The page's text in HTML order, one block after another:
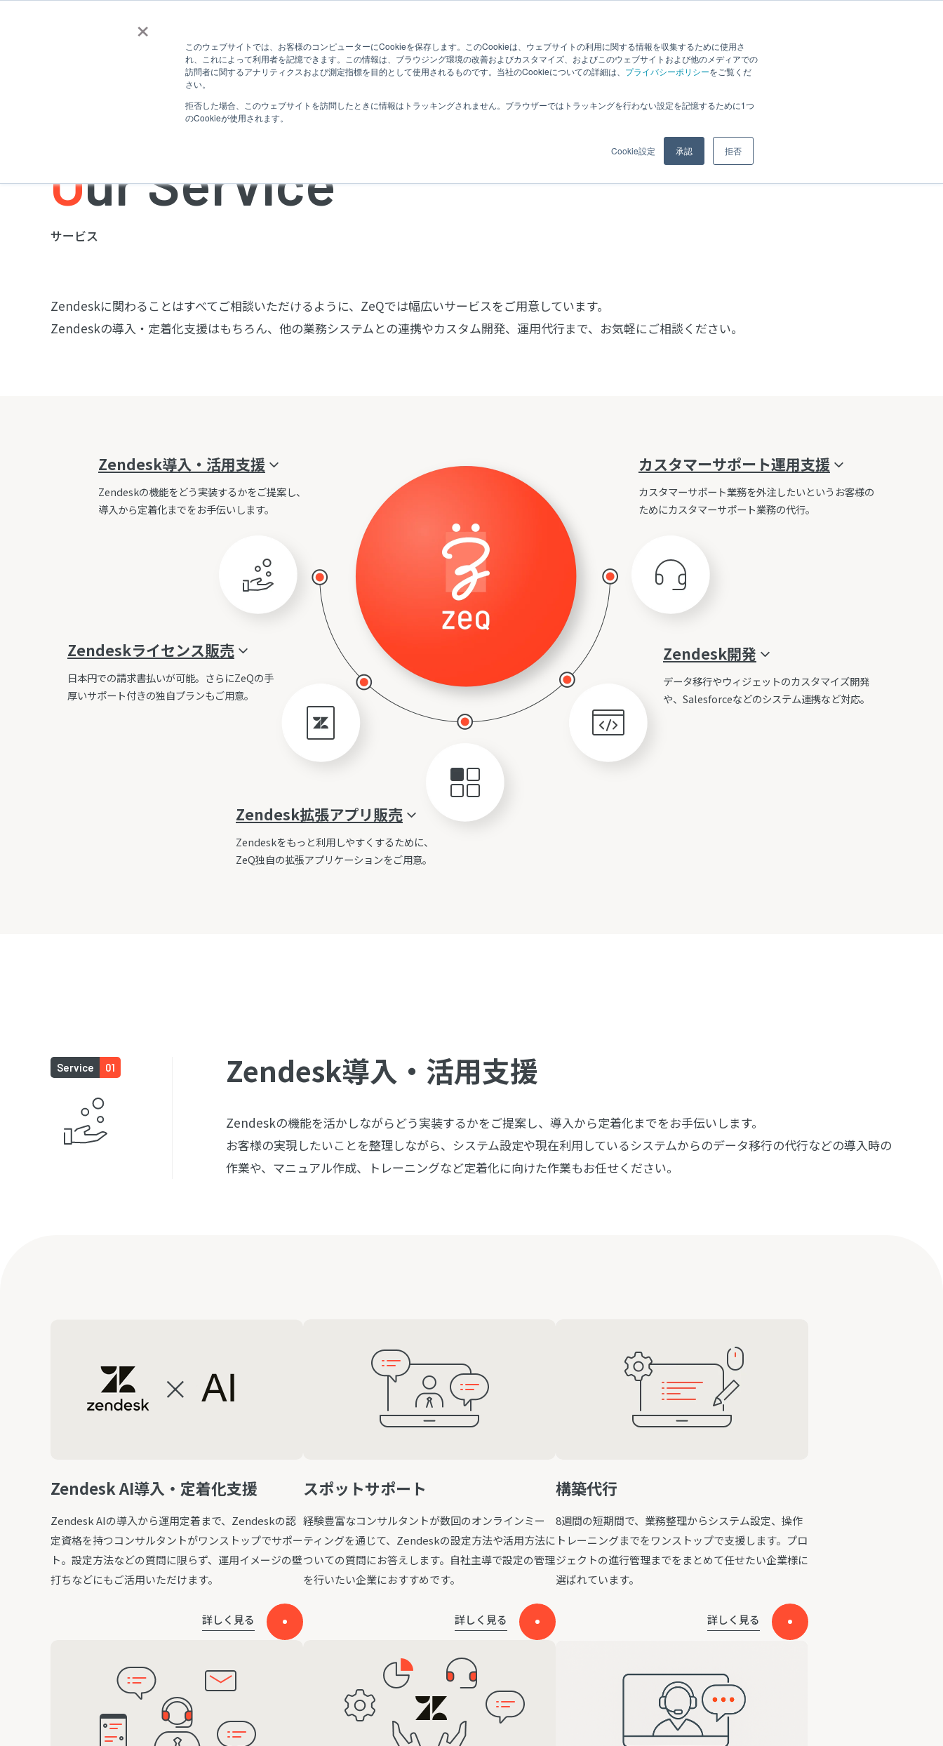
×
このウェブサイトでは、お客様のコンピューターにCookieを保存します。このCookieは、ウェブサイトの利用に関する情報を収集するために使用さ
れ、これによって利用者を記憶できます。この情報は、ブラウジング環境の改善およびカスタマイズ、およびこのウェブサイトおよび他のメディアでの
訪問者に関するアナリティクスおよび測定指標を目的として使用されるものです。当社のCookieについての詳細は、 プライバシーポリシーをご覧くだ
さい。
拒否した場合、このウェブサイトを訪問したときに情報はトラッキングされません。ブラウザーではトラッキングを行わない設定を記憶するために1つ
のCookieが使用されます。
Cookie設定 承認 拒否
ZeQの特徴 サービス 導入事例 Zendesk パートナーコラム 企業情報 ZeQで働く
資料DL
Our Service
サービス
Zendeskに関わることはすべてご相談いただけるように、ZeQでは幅広いサービスをご用意しています。
Zendeskの導入・定着化支援はもちろん、他の業務システムとの連携やカスタム開発、運用代行まで、お気軽にご相談ください。
Zendesk導入・ 活用支援
Zendeskの機能をどう実装するかをご提案し、
導入から定着化までをお手伝いします。
Zendeskライセンス販売
日本円での請求書払いが可能。さらにZeQの手
厚いサポート付きの独自プランもご用意。
Zendesk拡張アプリ販売
Zendeskをもっと利用しやすくするために、
ZeQ独自の拡張アプリケーションをご用意。
Zendesk開発
データ移行やウィジェットのカスタマイズ開発
や、Salesforceなどのシステム連携など対応。
カスタマーサポート運用支援
カスタマーサポート業務を外注したいというお客様の
ためにカスタマーサポート業務の代行。
Service 01 Zendesk導入・ 活用支援
Zendeskの機能を活かしながらどう実装するかをご提案し、導入から定着化までをお手伝いします。
お客様の実現したいことを整理しながら、システム設定や現在利用しているシステムからのデータ移行の代行などの導入時の
作業や、マニュアル作成、トレーニングなど定着化に向けた作業もお任せください。
Zendesk AI導入・定着化支援
Zendesk AIの導入から運用定着まで、Zendeskの認
定資格を持つコンサルタントがワンストップでサポー
ト。設定方法などの質問に限らず、運用イメージの壁
打ちなどにもご活用いただけます。
詳しく見る
スポットサポート
経験豊富なコンサルタントが数回のオンラインミー
ティングを通じて、Zendeskの設定方法や活用方法に
ついての質問にお答えします。自社主導で設定の管理
を行いたい企業におすすめです。
詳しく見る
構築代行
8週間の短期間で、業務整理からシステム設定、操作
トレーニングまでをワンストップで支援します。プロ
ジェクトの進行管理までをまとめて任せたい企業様に
選ばれています。
詳しく見る